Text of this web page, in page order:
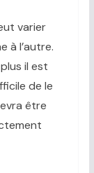
varier
à l’autre.
il est
de le
être